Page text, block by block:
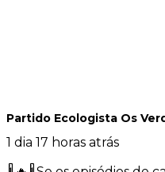
Partido Ecologista Os
1 dia 17 horas atrás